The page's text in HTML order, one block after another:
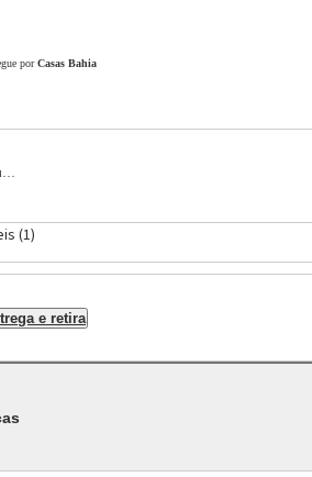
por Casas Bahia
Faca 3`` para Legumes Tramontina Century
(1)
e retira